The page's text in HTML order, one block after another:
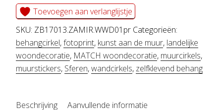
cirkel
ZAMIR
aantal
Toevoegen aan verlanglijstje
SKU: ZB17013.ZAMIR.WWD01pr Categorieën:
behangcirkel,fotoprint, kunst aan de muur, landelijke
woondecoratie, MATCH woondecoratie, muurcirkels,
muurstickers, Sferen,wandcirkels, zelfklevend behang
Beschrijving Aanvullende informatie